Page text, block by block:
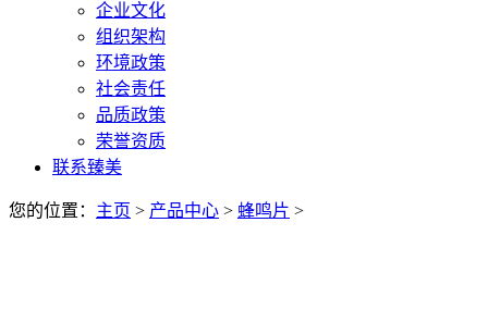
企业文化
组织架构
环境政策
社会责任
品质政策
荣誉资质
联系臻美
您的位置： 主页 > 产品中心 > 蜂鸣片 >